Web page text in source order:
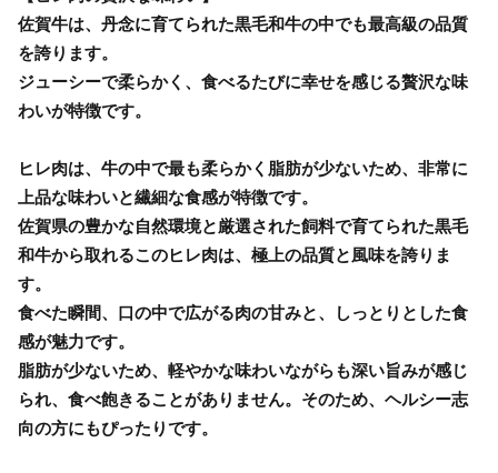
佐賀牛は、丹念に育てられた黒毛和牛の中でも最高級の品質
を誇ります。
ジューシーで柔らかく、食べるたびに幸せを感じる贅沢な味
わいが特徴です。
ヒレ肉は、牛の中で最も柔らかく脂肪が少ないため、非常に
上品な味わいと繊細な食感が特徴です。
佐賀県の豊かな自然環境と厳選された飼料で育てられた黒毛
和牛から取れるこのヒレ肉は、極上の品質と風味を誇りま
す。
食べた瞬間、口の中で広がる肉の甘みと、しっとりとした食
感が魅力です。
脂肪が少ないため、軽やかな味わいながらも深い旨みが感じ
られ、食べ飽きることがありません。そのため、ヘルシー志
向の方にもぴったりです。